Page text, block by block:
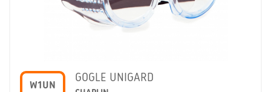
W1UN
GOGLE UNIGARD